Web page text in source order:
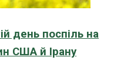
день поспіль на
США й Ірану